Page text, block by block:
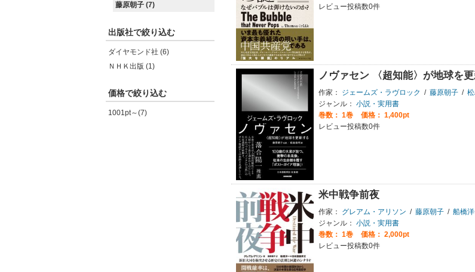
藤原朝子 (7)
出版社で絞り込む
ダイヤモンド社 (6)
ＮＨＫ出版 (1)
価格で絞り込む
1001pt～(7)
レビュー投稿数0件
ノヴァセン 〈超知能〉が地球を
作家： ジェームズ・ラヴロック / 藤原朝子 /
ジャンル： 小説・実用書
巻数： 1巻
価格： 1,400pt
レビュー投稿数0件
米中戦争前夜
作家： グレアム・アリソン / 藤原朝子 / 船橋
ジャンル： 小説・実用書
巻数： 1巻
価格： 2,000pt
レビュー投稿数0件